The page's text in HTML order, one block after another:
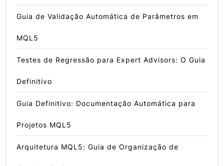
Guia de Validação Automática de Parâmetros em
MQL5
Testes de Regressão para Expert Advisors: O Guia
Definitivo
Guia Definitivo: Documentação Automática para
Projetos MQL5
Arquitetura MQL5: Guia de Organização de